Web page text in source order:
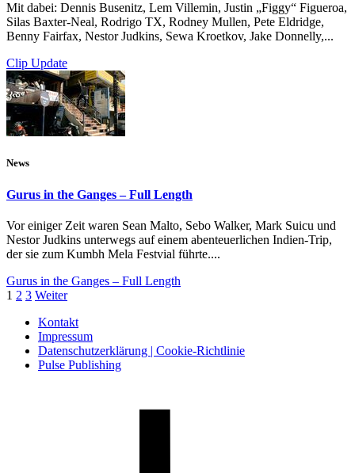
Mit dabei: Dennis Busenitz, Lem Villemin, Justin „Figgy“ Figueroa,
Silas Baxter-Neal, Rodrigo TX, Rodney Mullen, Pete Eldridge,
Benny Fairfax, Nestor Judkins, Sewa Kroetkov, Jake Donnelly,...
Clip Update
News
Gurus in the Ganges – Full Length
Vor einiger Zeit waren Sean Malto, Sebo Walker, Mark Suicu und
Nestor Judkins unterwegs auf einem abenteuerlichen Indien-Trip,
der sie zum Kumbh Mela Festvial führte....
Gurus in the Ganges – Full Length
1 2 3 Weiter
Kontakt
Impressum
Datenschutzerklärung | Cookie-Richtlinie
Pulse Publishing